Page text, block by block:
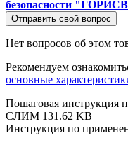
безопасности
Отправить свой вопрос
Нет вопросов об этом
Рекомендуем
основные
Пошаговая инструкция
СЛИМ 131.62 KB
Инструкция по